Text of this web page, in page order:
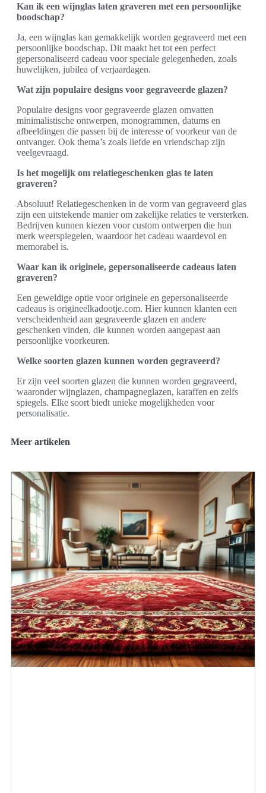
Kan ik een wijnglas laten graveren met een persoonlijke
boodschap?
Ja, een wijnglas kan gemakkelijk worden gegraveerd met een
persoonlijke boodschap. Dit maakt het tot een perfect
gepersonaliseerd cadeau voor speciale gelegenheden, zoals
huwelijken, jubilea of verjaardagen.
Wat zijn populaire designs voor gegraveerde glazen?
Populaire designs voor gegraveerde glazen omvatten
minimalistische ontwerpen, monogrammen, datums en
afbeeldingen die passen bij de interesse of voorkeur van de
ontvanger. Ook thema’s zoals liefde en vriendschap zijn
veelgevraagd.
Is het mogelijk om relatiegeschenken glas te laten
graveren?
Absoluut! Relatiegeschenken in de vorm van gegraveerd glas
zijn een uitstekende manier om zakelijke relaties te versterken.
Bedrijven kunnen kiezen voor custom ontwerpen die hun
merk weerspiegelen, waardoor het cadeau waardevol en
memorabel is.
Waar kan ik originele, gepersonaliseerde cadeaus laten
graveren?
Een geweldige optie voor originele en gepersonaliseerde
cadeaus is origineelkadootje.com. Hier kunnen klanten een
verscheidenheid aan gegraveerde glazen en andere
geschenken vinden, die kunnen worden aangepast aan
persoonlijke voorkeuren.
Welke soorten glazen kunnen worden gegraveerd?
Er zijn veel soorten glazen die kunnen worden gegraveerd,
waaronder wijnglazen, champagneglazen, karaffen en zelfs
spiegels. Elke soort biedt unieke mogelijkheden voor
personalisatie.
Meer artikelen